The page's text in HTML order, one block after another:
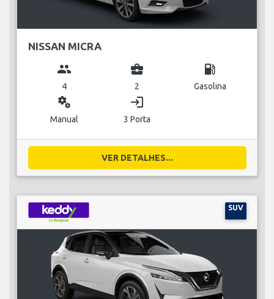
NISSAN MICRA
group
4
business_center
2
local_gas_station
Gasolina
miscellaneous_services
Manual
login
3 Porta
VER DETALHES...
SUV